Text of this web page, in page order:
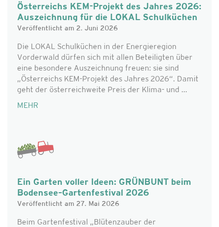
Österreichs KEM-Projekt des Jahres 2026:
Auszeichnung für die LOKAL Schulküchen
Veröffentlicht am 2. Juni 2026
Die LOKAL Schulküchen in der Energieregion
Vorderwald dürfen sich mit allen Beteiligten über
eine besondere Auszeichnung freuen: sie sind
„Österreichs KEM-Projekt des Jahres 2026“. Damit
geht der österreichweite Preis der Klima- und ...
MEHR
Ein Garten voller Ideen: GRÜNBUNT beim
Bodensee–Gartenfestival 2026
Veröffentlicht am 27. Mai 2026
Beim Gartenfestival „Blütenzauber der